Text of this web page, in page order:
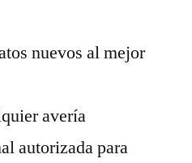
nuevos al mejor
avería
autorizada para